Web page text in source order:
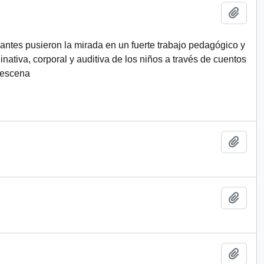
pusieron la mirada en un fuerte trabajo pedagógico y
corporal y auditiva de los niños a través de cuentos